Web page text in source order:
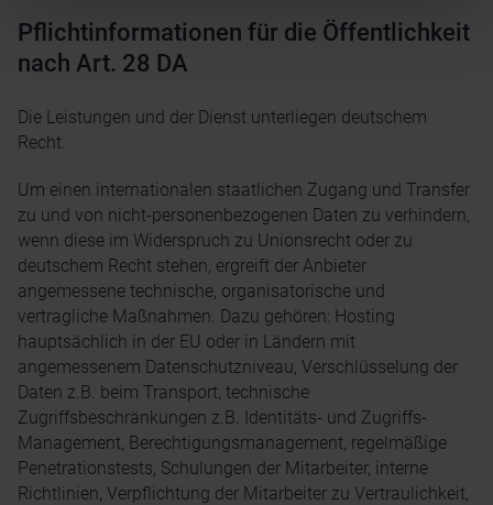
Pflichtinformationen für die Öffentlichkeit
nach Art. 28 DA
Die Leistungen und der Dienst unterliegen deutschem
Recht.
Um einen internationalen staatlichen Zugang und Transfer
zu und von nicht-personenbezogenen Daten zu verhindern,
wenn diese im Widerspruch zu Unionsrecht oder zu
deutschem Recht stehen, ergreift der Anbieter
angemessene technische, organisatorische und
vertragliche Maßnahmen. Dazu gehören: Hosting
hauptsächlich in der EU oder in Ländern mit
angemessenem Datenschutzniveau, Verschlüsselung der
Daten z.B. beim Transport, technische
Zugriffsbeschränkungen z.B. Identitäts- und Zugriffs-
Management, Berechtigungsmanagement, regelmäßige
Penetrationstests, Schulungen der Mitarbeiter, interne
Richtlinien, Verpflichtung der Mitarbeiter zu Vertraulichkeit,